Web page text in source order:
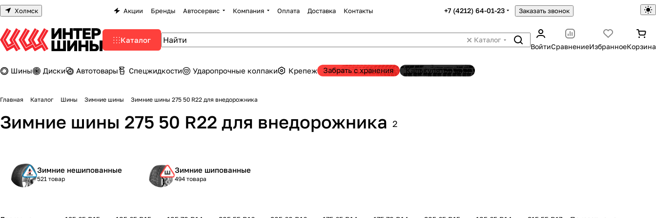
Холмск Акции Бренды Автосервис Компания Оплата Доставка Контакты +7 (4212) 64-01-23 Заказать звонок
Каталог
Каталог
ВойтиСравнениеИзбранноеКорзина
Шины Диски Автотовары Спецжидкости Ударопрочные колпаки Крепеж Забрать с хранения Калькулятор шин
Главная Каталог Шины Зимние шины Зимние шины 275 50 R22 для внедорожника
Зимние шины 275 50 R22 для внедорожника 2
Зимние нешипованные
521 товар
Зимние шипованные
494 товара